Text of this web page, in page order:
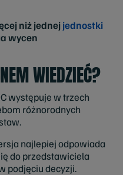
niż jednejjednostki
wycen
WIEDZIEĆ?
występuje w trzech
różnorodnych
najlepiej odpowiada
do przedstawiciela
podjęciu decyzji.